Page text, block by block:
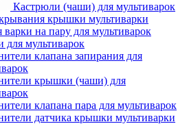
Кастрюли (чаши) для мультиварок
крышки мультиварки
на пару для мультиварок
для мультиварок
клапана запирания для
крышки (чаши) для
клапана пара для мультиварок
датчика крышки мультиварки